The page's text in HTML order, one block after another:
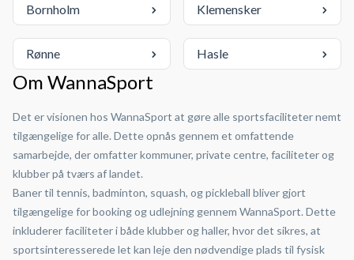
Bornholm Klemensker
Rønne Hasle
Om WannaSport
Det er visionen hos WannaSport at gøre alle sportsfaciliteter nemt
tilgængelige for alle. Dette opnås gennem et omfattende
samarbejde, der omfatter kommuner, private centre, faciliteter og
klubber på tværs af landet.
Baner til tennis, badminton, squash, og pickleball bliver gjort
tilgængelige for booking og udlejning gennem WannaSport. Dette
inkluderer faciliteter i både klubber og haller, hvor det sikres, at
sportsinteresserede let kan leje den nødvendige plads til fysisk